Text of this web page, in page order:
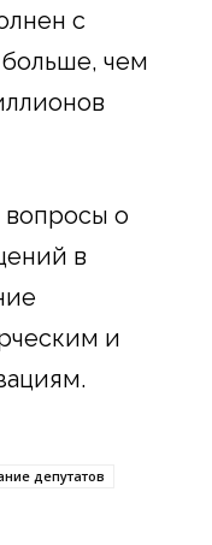
с
чем
о
в
и
депутатов